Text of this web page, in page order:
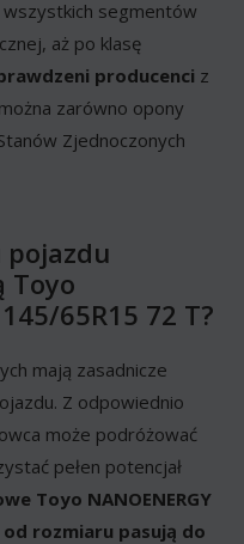
wszystkich segmentów
aż po klasę
producenci z
zarówno opony
Zjednoczonych
Toyo
65R15 72 T?
mają zasadnicze
Z odpowiednio
może podróżować
pełen potencjał
Toyo NANOENERGY
od rozmiaru pasują do